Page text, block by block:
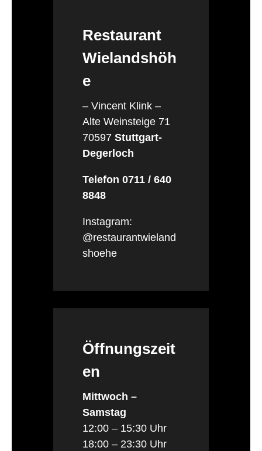
Restaurant
Wielandshöh
e
– Vincent Klink –
Alte Weinsteige 71
70597 Stuttgart-
Degerloch
Telefon 0711 / 640
8848
Instagram:
@restaurantwieland
shoehe
Öffnungszeit
en
Mittwoch –
Samstag
12:00 – 15:30 Uhr
18:00 – 23:30 Uhr